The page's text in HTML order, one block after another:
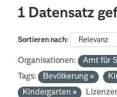
1 Datensatz
Sortieren nach
Organisationen:
Amt für
Tags:
Bevölkerung
Kindergarten